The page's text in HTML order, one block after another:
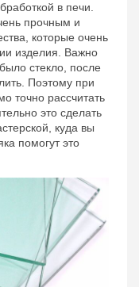
в печи.
прочным и
которые очень
изделия. Важно
стекло, после
Поэтому при
точно рассчитать
это сделать
куда вы
помогут это